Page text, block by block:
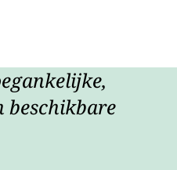
beschikbare